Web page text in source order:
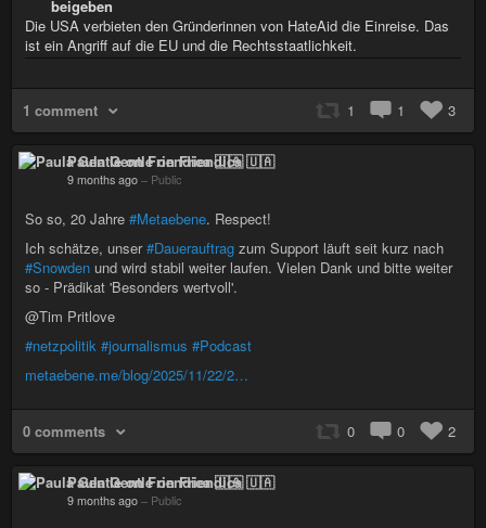
beigeben
Die USA verbieten den Gründerinnen von HateAid die Einreise. Das
ist ein Angriff auf die EU und die Rechtsstaatlichkeit.
1 comment 1 1 3
Paula Gentle on Friendica 🇺🇦
9 months ago – Public
So so, 20 Jahre #Metaebene. Respect!
Ich schätze, unser#Dauerauftrag zum Support läuft seit kurz nach
#Snowden und wird stabil weiter laufen. Vielen Dank und bitte weiter
so - Prädikat 'Besonders wertvoll'.
@Tim Pritlove
#netzpolitik #journalismus #Podcast
metaebene.me/blog/2025/11/22/2…
0 comments 0 0 2
Paula Gentle on Friendica 🇺🇦
9 months ago – Public